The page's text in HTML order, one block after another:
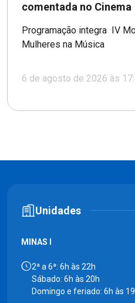
comentada no Cinema
Programação integra IV
Mulheres na Música
6 de agosto de 2026 às
Unidades
MINAS I
2ª a 6ª: 6h às 22h
Sábado: 6h às 20h
Domingo e feriado: 6h às